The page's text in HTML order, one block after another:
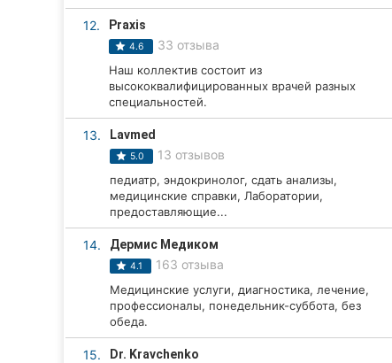
12. Praxis
4.6 33 отзыва
Наш коллектив состоит из
высококвалифицированных врачей разных
специальностей.
13. Lavmed
5.0 13 отзывов
педиатр, эндокринолог, сдать анализы,
медицинские справки, Лаборатории,
предоставляющие...
14. Дермис Медиком
4.1 163 отзыва
Медицинские услуги, диагностика, лечение,
профессионалы, понедельник-суббота, без
обеда.
15. Dr. Kravchenko